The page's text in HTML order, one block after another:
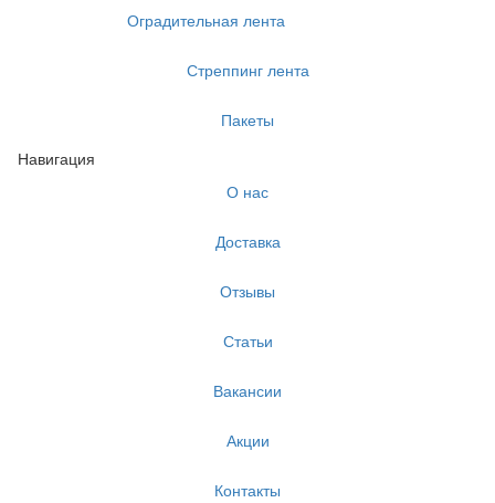
Оградительная лента
Стреппинг лента
Пакеты
Навигация
О нас
Доставка
Отзывы
Статьи
Вакансии
Акции
Контакты